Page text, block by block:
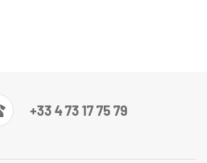
+33 4 73 17 75 79